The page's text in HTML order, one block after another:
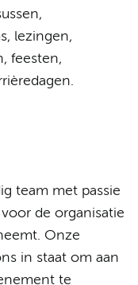
lezingen,
feesten,
team met passie
de organisatie
Onze
in staat om aan
te